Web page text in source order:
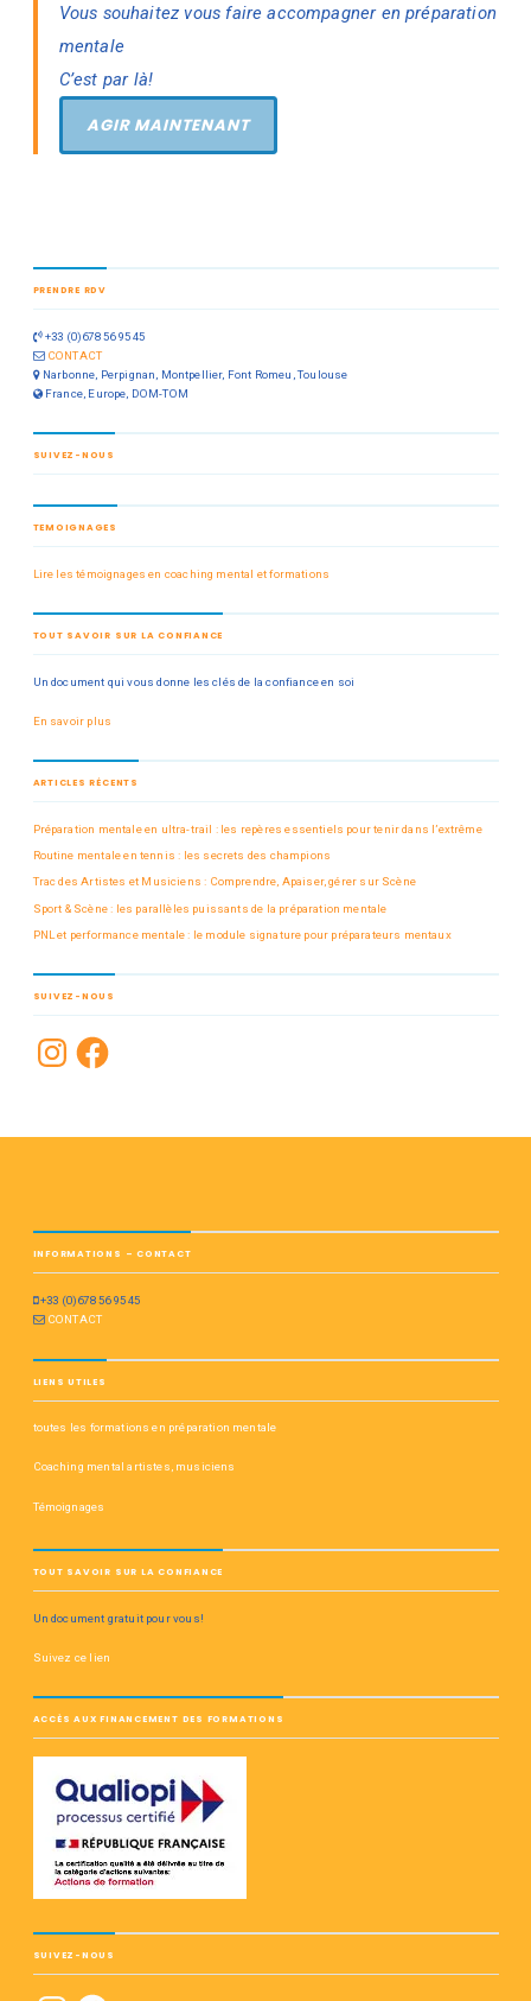
Vous souhaitez vous faire accompagner en préparation
mentale
C’est par là!
AGIR MAINTENANT
PRENDRE RDV
+33 (0)678 56 95 45
CONTACT
Narbonne, Perpignan, Montpellier, Font Romeu, Toulouse
France, Europe, DOM-TOM
SUIVEZ-NOUS
TEMOIGNAGES
Lire les témoignages en coaching mental et formations
TOUT SAVOIR SUR LA CONFIANCE
Un document qui vous donne les clés de la confiance en soi
En savoir plus
ARTICLES RÉCENTS
Préparation mentale en ultra-trail : les repères essentiels pour tenir dans l’extrême
Routine mentale en tennis : les secrets des champions
Trac des Artistes et Musiciens : Comprendre, Apaiser, gérer sur Scène
Sport & Scène : les parallèles puissants de la préparation mentale
PNL et performance mentale : le module signature pour préparateurs mentaux
SUIVEZ-NOUS
INFORMATIONS – CONTACT
+33 (0)678 56 95 45
CONTACT
LIENS UTILES
toutes les formations en préparation mentale
Coaching mental artistes, musiciens
Témoignages
TOUT SAVOIR SUR LA CONFIANCE
Un document gratuit pour vous!
Suivez ce lien
ACCÈS AUX FINANCEMENT DES FORMATIONS
SUIVEZ-NOUS